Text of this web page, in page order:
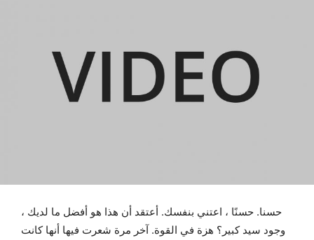
حسنا. حسنًا ، اعتني بنفسك. أعتقد أن هذا هو أفضل ما لديك ،
وجود سيد كبير؟ هزة في القوة. آخر مرة شعرت فيها أنها كانت